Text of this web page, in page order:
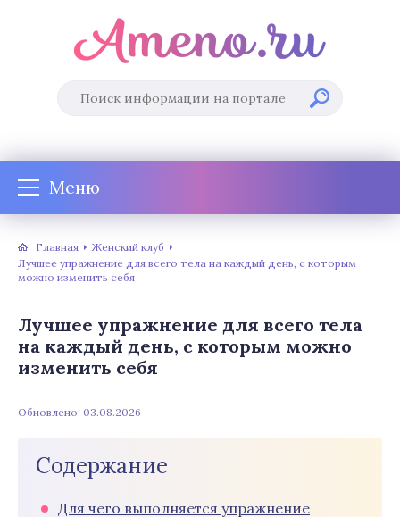
Меню
Главная
Женский клуб
Лучшее упражнение для всего тела на каждый день, с которым
можно изменить себя
Лучшее упражнение для всего тела
на каждый день, с которым можно
изменить себя
Обновлено: 03.08.2026
Содержание
Для чего выполняется упражнение